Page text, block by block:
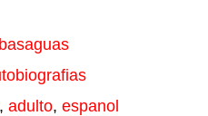
, adulto, espanol